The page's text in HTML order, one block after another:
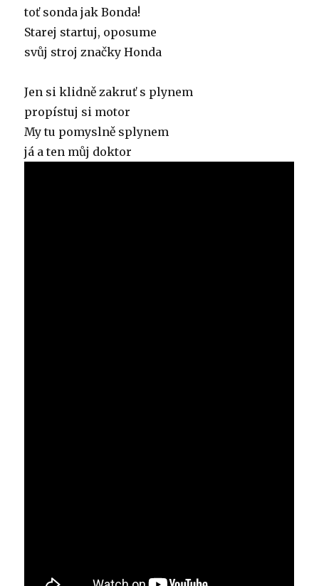
toť sonda jak Bonda!
Starej startuj, oposume
svůj stroj značky Honda
Jen si klidně zakruť s plynem
propístuj si motor
My tu pomyslně splynem
já a ten můj doktor